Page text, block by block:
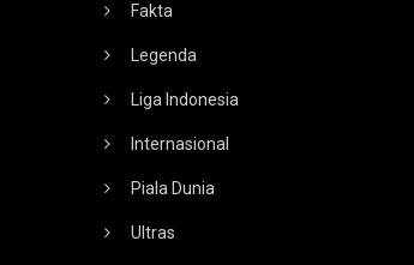
Fakta
Legenda
Liga Indonesia
Internasional
Piala Dunia
Ultras